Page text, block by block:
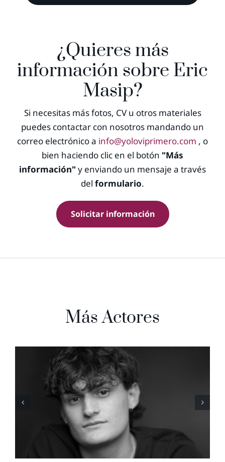
¿Quieres más
información sobre Eric
Masip?
Si necesitas más fotos, CV u otros materiales
puedes contactar con nosotros mandando un
correo electrónico a info@yoloviprimero.com , o
bien haciendo clic en el botón "Más
información" y enviando un mensaje a través
del formulario.
Solicitar información
Más Actores
Sergio Martín